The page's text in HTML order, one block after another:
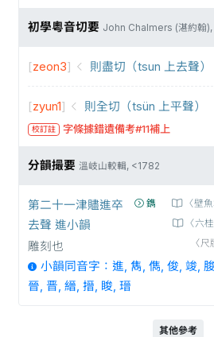
初學粵音切要 John Chalmers (湛約翰),
[zeon3] 則盡切（tsun 上去聲）
[zyun1] 則全切（tsün 上平聲）
校訂註 字條據錯遺備考#11補上
分韻撮要 溫岐山較輯, <1782
鐫
〈壁
〈六
〈
第二十一津贐進卒
去聲 進小韻
雕刻也
小韻同音字：進, 雋, 儁, 俊, 竣,
晉, 晋, 縉, 搢, 睃, 瑨
其他參考